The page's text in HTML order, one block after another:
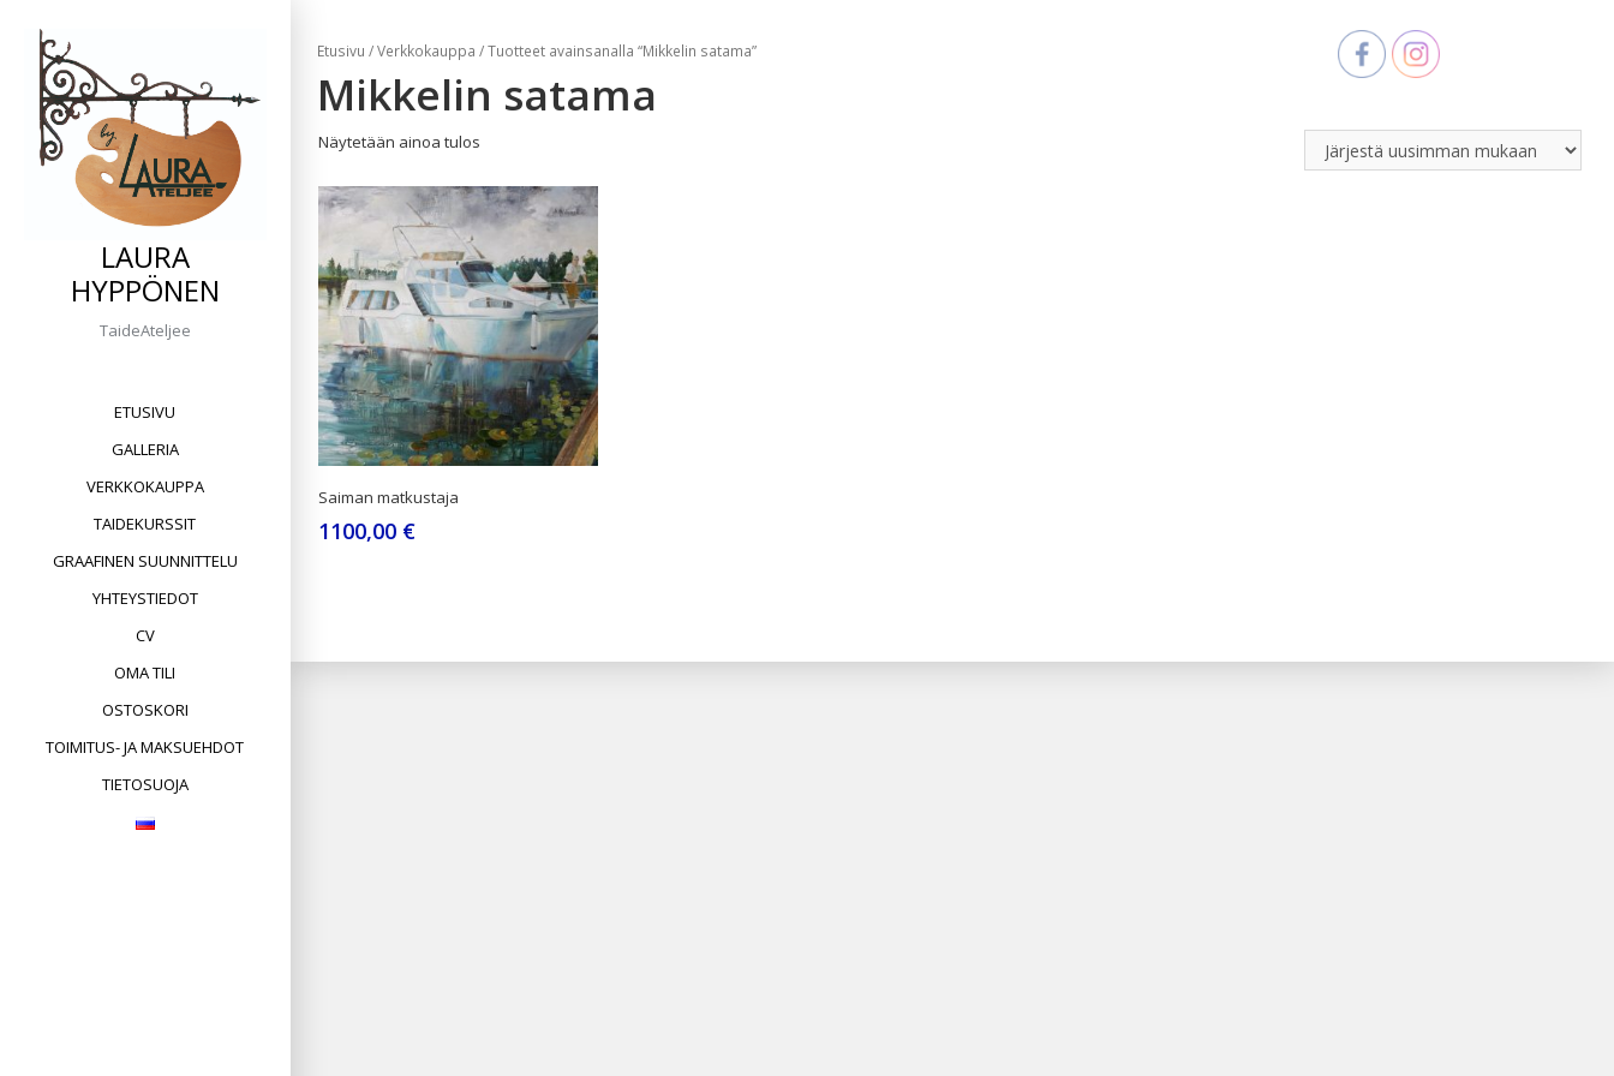
content
LAURA
HYPPÖNEN
TaideAteljee
ETUSIVU
GALLERIA
VERKKOKAUPPA
TAIDEKURSSIT
GRAAFINEN SUUNNITTELU
YHTEYSTIEDOT
CV
OMA TILI
OSTOSKORI
TOIMITUS- JA MAKSUEHDOT
TIETOSUOJA
Etusivu /Verkkokauppa / Tuotteet avainsanalla “Mikkelin satama”
Mikkelin satama
Näytetään ainoa tulos
Saiman matkustaja
1100,00 €